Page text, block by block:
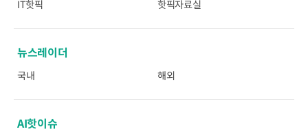
IT핫픽 핫픽자료실
뉴스레이더
국내 해외
AI핫이슈